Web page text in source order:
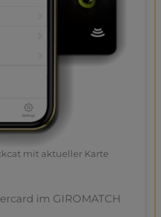
mit aktueller Karte
im GIROMATCH